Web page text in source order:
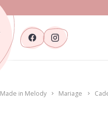
Made in Melody Mariage